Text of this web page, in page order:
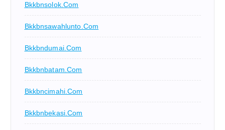
Bkkbnsolok.com
Bkkbnsawahlunto.com
Bkkbndumai.com
Bkkbnbatam.com
Bkkbncimahi.com
Bkkbnbekasi.com